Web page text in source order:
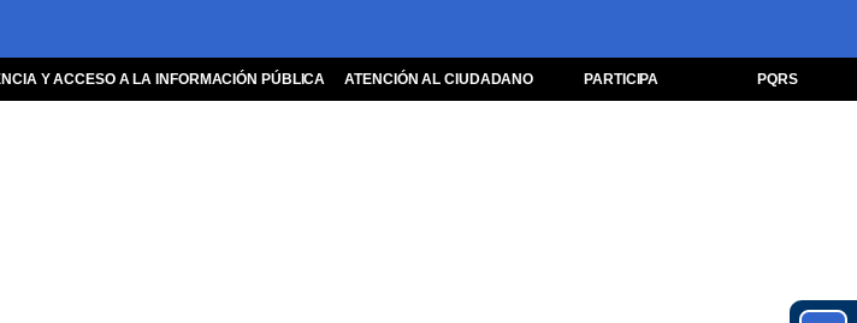
Y ACCESO A LA INFORMACIÓN PÚBLICA ATENCIÓN AL CIUDADANO PARTICIPA PQRS